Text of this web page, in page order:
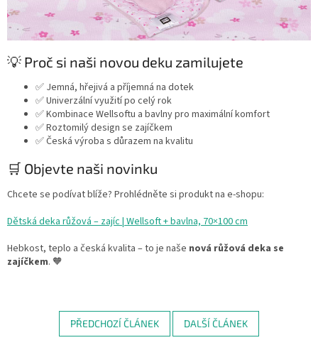
💡 Proč si naši novou deku zamilujete
✅ Jemná, hřejivá a příjemná na dotek
✅ Univerzální využití po celý rok
✅ Kombinace Wellsoftu a bavlny pro maximální komfort
✅ Roztomilý design se zajíčkem
✅ Česká výroba s důrazem na kvalitu
🛒 Objevte naši novinku
Chcete se podívat blíže? Prohlédněte si produkt na e-shopu:
Dětská deka růžová – zajíc | Wellsoft + bavlna, 70×100 cm
Hebkost, teplo a česká kvalita – to je naše nová růžová deka se
zajíčkem. 🧡
PŘEDCHOZÍ ČLÁNEK DALŠÍ ČLÁNEK